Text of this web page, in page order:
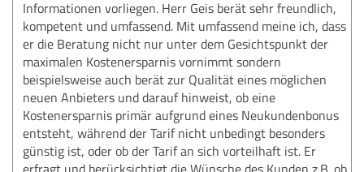
Informationen vorliegen. Herr Geis berät sehr freundlich,
kompetent und umfassend. Mit umfassend meine ich, dass
er die Beratung nicht nur unter dem Gesichtspunkt der
maximalen Kostenersparnis vornimmt sondern
beispielsweise auch berät zur Qualität eines möglichen
neuen Anbieters und darauf hinweist, ob eine
Kostenersparnis primär aufgrund eines Neukundenbonus
entsteht, während der Tarif nicht unbedingt besonders
günstig ist, oder ob der Tarif an sich vorteilhaft ist. Er